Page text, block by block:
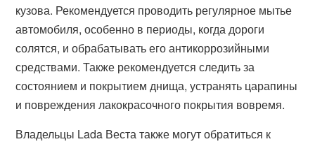
кузова. Рекомендуется проводить регулярное мытье
автомобиля, особенно в периоды, когда дороги
солятся, и обрабатывать его антикоррозийными
средствами. Также рекомендуется следить за
состоянием и покрытием днища, устранять царапины
и повреждения лакокрасочного покрытия вовремя.
Владельцы Lada Веста также могут обратиться к